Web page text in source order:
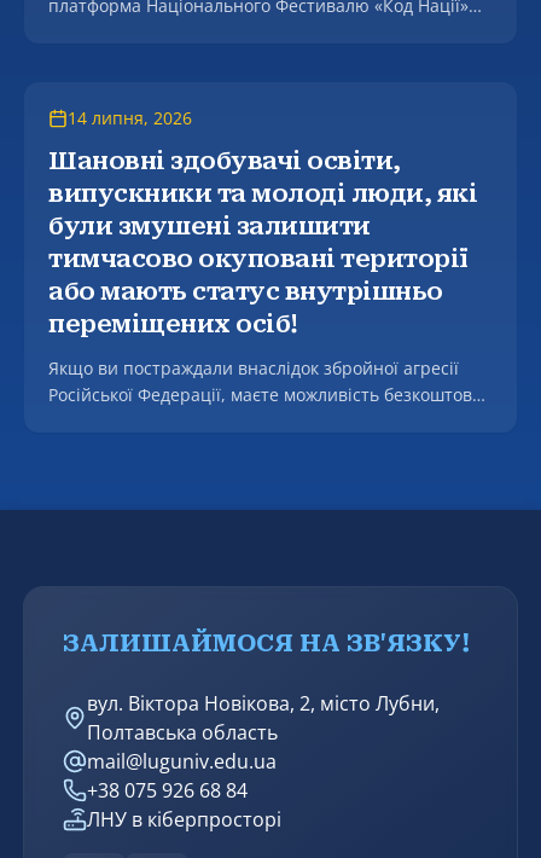
платформа Національного Фестивалю «Код Нації»
14 липня, 2026
Шановні здобувачі освіти,
випускники та молоді люди, які
були змушені залишити
тимчасово окуповані території
або мають статус внутрішньо
переміщених осіб!
Якщо ви постраждали внаслідок збройної агресії
Російської Федерації, маєте можливість безкоштовно
ЗАЛИШАЙМОСЯ НА ЗВ'ЯЗКУ!
вул. Віктора Новікова, 2, місто Лубни,
Полтавська область
mail@luguniv.edu.ua
+38 075 926 68 84
ЛНУ в кіберпросторі